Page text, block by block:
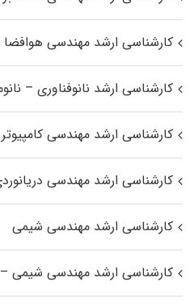
کارشناسی ارشد مهندسی هوافضا
کارشناسی ارشد نانوفناوری –
کارشناسی ارشد مهندسی کامپیوتر
کارشناسی ارشد مهندسی
کارشناسی ارشد مهندسی شیمی
کارشناسی ارشد مهندسی شیمی –